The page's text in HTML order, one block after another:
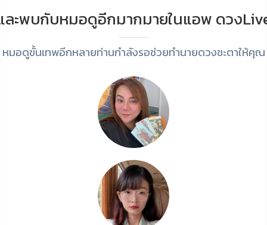
ละพบกับหมอดูอีกมากมายในแอพ ดวง
หมอดูขั้นเทพอีกหลายท่านกำลังรอช่วยทำนายดวงชะตาให้คุณ